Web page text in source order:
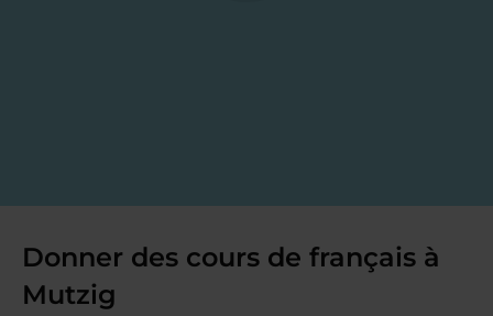
Donner des cours de français à
Mutzig